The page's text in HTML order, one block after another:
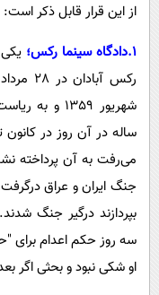
از این قرار قابل ذکر است:
1.دادگاه سینما رکس؛
ساله در آن روز در کانون
می‌رفت به آن پرداخته
جنگ ایران و عراق
سه روز حکم اعدام برای
او شکی نبود و بحثی اگر